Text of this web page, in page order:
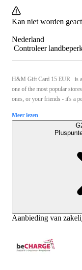
Kan niet worden
Nederland
Controleer
H&M Gift Card 15 EUR is a
one of the most popular
ones, or your friends - it's a
Meer lezen
Aanbieding van